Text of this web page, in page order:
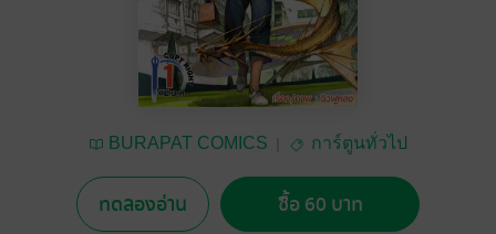
BURAPAT COMICS การ์ตูนทั่วไป
ทดลองอ่าน ซื้อ 60 บาท